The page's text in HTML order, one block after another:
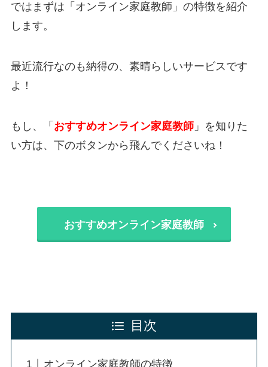
ではまずは「オンライン家庭教師」の特徴を紹介
します。
最近流行なのも納得の、素晴らしいサービスです
よ！
もし、「 おすすめオンライン家庭教師」を知りた
い方は、下のボタンから飛んでくださいね！
おすすめオンライン家庭教師
目次
オンライン家庭教師の特徴